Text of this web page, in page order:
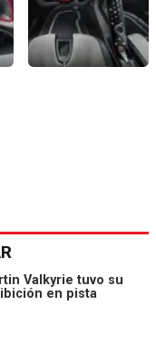
Valkyrie tuvo su
en pista